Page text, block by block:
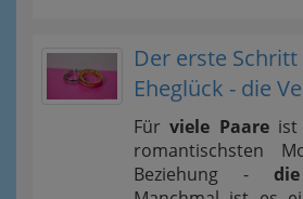
Der erste Schritt
Eheglück - die
Fürviele Paareist
romantischsten
Beziehung -